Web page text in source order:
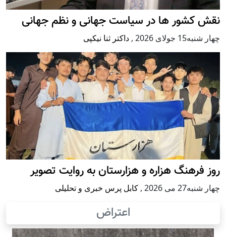
نقش کشور ها در سیاست جهانی و نظم جهانی
چهار شنبه15 جولای 2026 , داکتر ثنا نیکپی
روز فرهنگ هزاره و هزارستان به روایت تصویر
چهار شنبه27 می 2026 , کابل پرس خبری و تحلیلی
اعتراض